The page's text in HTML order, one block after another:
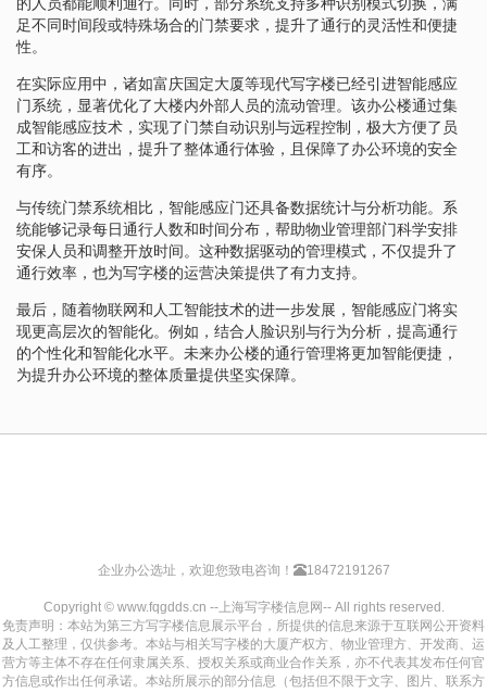
足不同时间段或特殊场合的门禁要求，提升了通行的灵活性和便捷
性。
在实际应用中，诸如富庆国定大厦等现代写字楼已经引进智能感应
门系统，显著优化了大楼内外部人员的流动管理。该办公楼通过集
成智能感应技术，实现了门禁自动识别与远程控制，极大方便了员
工和访客的进出，提升了整体通行体验，且保障了办公环境的安全
有序。
与传统门禁系统相比，智能感应门还具备数据统计与分析功能。系
统能够记录每日通行人数和时间分布，帮助物业管理部门科学安排
安保人员和调整开放时间。这种数据驱动的管理模式，不仅提升了
通行效率，也为写字楼的运营决策提供了有力支持。
最后，随着物联网和人工智能技术的进一步发展，智能感应门将实
现更高层次的智能化。例如，结合人脸识别与行为分析，提高通行
的个性化和智能化水平。未来办公楼的通行管理将更加智能便捷，
为提升办公环境的整体质量提供坚实保障。
企业办公选址，欢迎您致电咨询！ 18472191267
Copyright © www.fqgdds.cn --上海写字楼信息网-- All rights reserved.
免责声明：本站为第三方写字楼信息展示平台，所提供的信息来源于互联网公开资料
及人工整理，仅供参考。本站与相关写字楼的大厦产权方、物业管理方、开发商、运
营方等主体不存在任何隶属关系、授权关系或商业合作关系，亦不代表其发布任何官
方信息或作出任何承诺。本站所展示的部分信息（包括但不限于文字、图片、联系方